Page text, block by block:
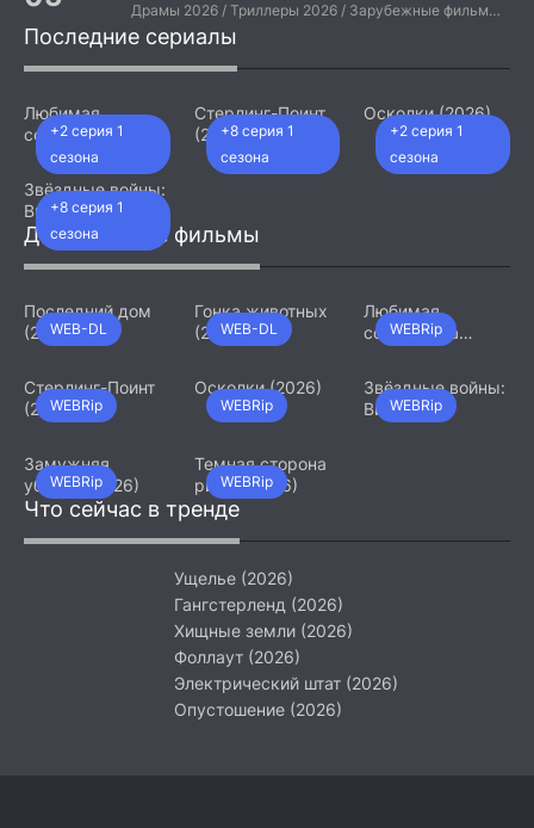
Драмы 2026 / Триллеры 2026 / Зарубежные фильмы 2026 / Американские фильмы / Фильмы 2026
Последние сериалы
+2 серия 1
сезона
Любимая
сотрудница
(2026)
+8 серия 1
сезона
Стерлинг-Поинт
(2026)
+2 серия 1
сезона
Осколки (2026)
+8 серия 1
сезона
Звёздные войны:
Видения.
Девятый джедай
(2026)
Добавленные фильмы
WEB-DL
Последний дом
(2026)
WEB-DL
Гонка животных
(2026)
WEBRip
Любимая
сотрудница
WEBRip
Стерлинг-Поинт
(2026)
WEBRip
Осколки (2026)
WEBRip
Звёздные войны:
Видения.
WEBRip
Замужняя
убийца (2026)
WEBRip
Темная сторона
ринга (2026)
Что сейчас в тренде
Ущелье (2026)
Гангстерленд (2026)
Хищные земли (2026)
Фоллаут (2026)
Электрический штат (2026)
Опустошение (2026)